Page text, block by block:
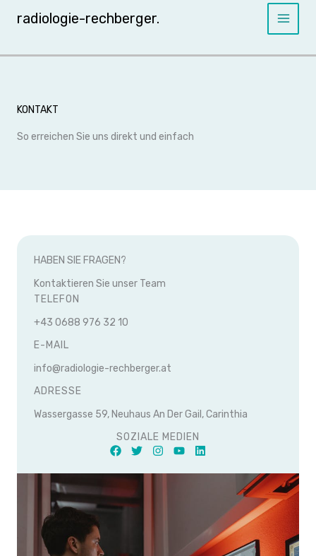
radiologie-rechberger.
KONTAKT
So erreichen Sie uns direkt und einfach
HABEN SIE FRAGEN?
Kontaktieren Sie unser Team
TELEFON
+43 0688 976 32 10
E-MAIL
info@radiologie-rechberger.at
ADRESSE
Wassergasse 59, Neuhaus An Der Gail, Carinthia
SOZIALE MEDIEN